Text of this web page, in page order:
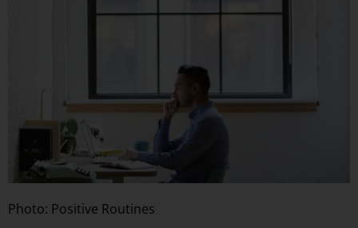
Photo: Positive Routines